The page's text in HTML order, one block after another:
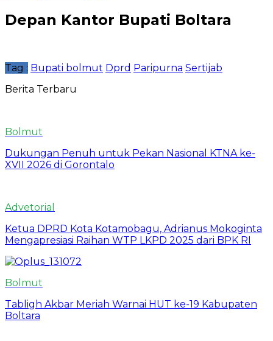
Depan Kantor Bupati Boltara
Tag : Bupati bolmut Dprd Paripurna Sertijab
Berita Terbaru
Bolmut
Dukungan Penuh untuk Pekan Nasional KTNA ke-
XVII 2026 di Gorontalo
Advetorial
Ketua DPRD Kota Kotamobagu, Adrianus Mokoginta
Mengapresiasi Raihan WTP LKPD 2025 dari BPK RI
Bolmut
Tabligh Akbar Meriah Warnai HUT ke-19 Kabupaten
Boltara